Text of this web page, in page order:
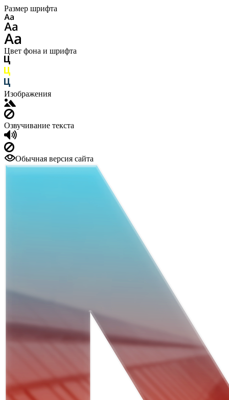
Размер шрифта
Цвет фона и шрифта
Изображения
Озвучивание текста
Обычная версия сайта